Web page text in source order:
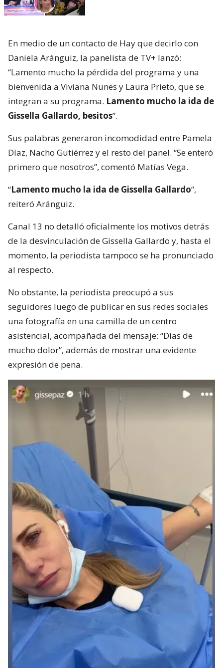
En medio de un contacto de Hay que decirlo con
Daniela Aránguiz, la panelista de TV+ lanzó:
“Lamento mucho la pérdida del programa y una
bienvenida a Viviana Nunes y Laura Prieto, que se
integran a su programa. Lamento mucho la ida de
Gissella Gallardo, besitos”.
Sus palabras generaron incomodidad entre Pamela
Díaz, Nacho Gutiérrez y el resto del panel. “Se enteró
primero que nosotros”, comentó Matías Vega.
“Lamento mucho la ida de Gissella Gallardo”,
reiteró Aránguiz.
Canal 13 no detalló oficialmente los motivos detrás
de la desvinculación de Gissella Gallardo y, hasta el
momento, la periodista tampoco se ha pronunciado
al respecto.
No obstante, la periodista preocupó a sus
seguidores luego de publicar en sus redes sociales
una fotografía en una camilla de un centro
asistencial, acompañada del mensaje: “Días de
mucho dolor”, además de mostrar una evidente
expresión de pena.